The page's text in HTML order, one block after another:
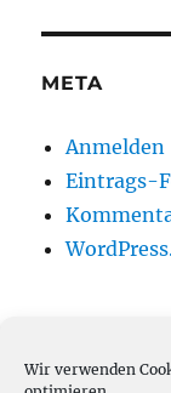
Wir verwenden
META
Anmelden
Eintrags-
HELP ;-)